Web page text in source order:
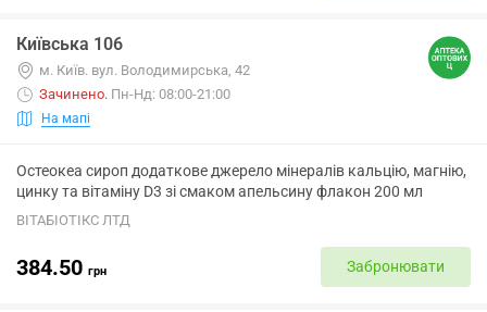
Київська 106
м. Київ. вул. Володимирська, 42
Зачинено. Пн-Нд: 08:00-21:00
На мапі
Остеокеа сироп додаткове джерело мінералів кальцію, магнію,
цинку та вітаміну D3 зі смаком апельсину флакон 200 мл
ВІТАБІОТІКС ЛТД
384.50 грн Забронювати